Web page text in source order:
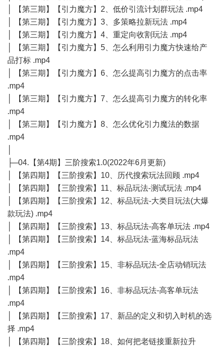
│ 【第三期】【引力魔方】2、低价引流计划群玩法 .mp4
│ 【第三期】【引力魔方】3、多策略拉新玩法 .mp4
│ 【第三期】【引力魔方】4、重定向收割玩法 .mp4
│ 【第三期】【引力魔方】5、怎么利用引力魔方快速给产
品打标 .mp4
│ 【第三期】【引力魔方】6、怎么提高引力魔方的点击率
.mp4
│ 【第三期】【引力魔方】7、怎么提高引力魔方的转化率
.mp4
│ 【第三期】【引力魔方】8、怎么优化引力魔法的数据
.mp4
├─04.【第4期】三阶搜索1.0(2022年6月更新)
│ 【第四期】【三阶搜索】10、历代搜索玩法回顾 .mp4
│ 【第四期】【三阶搜索】11、标品玩法-测试玩法 .mp4
│ 【第四期】【三阶搜索】12、标品玩法-大类目玩法(大爆
款玩法) .mp4
│ 【第四期】【三阶搜索】13、标品玩法-高客单玩法 .mp4
│ 【第四期】【三阶搜索】14、标品玩法-蓝海标品玩法
.mp4
│ 【第四期】【三阶搜索】15、非标品玩法-全店动销玩法
.mp4
│ 【第四期】【三阶搜索】16、非标品玩法-高客单玩法
.mp4
│ 【第四期】【三阶搜索】17、新品的定义和切入时机的选
择 .mp4
│ 【第四期】【三阶搜索】18、如何把老链接重新拉升